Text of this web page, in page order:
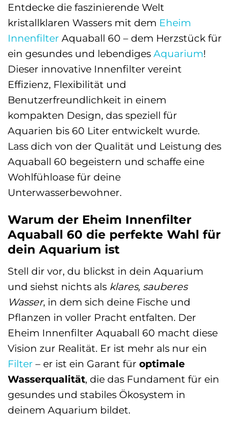
Entdecke die faszinierende Welt
kristallklaren Wassers mit dem Eheim
Innenfilter Aquaball 60 – dem Herzstück für
ein gesundes und lebendiges Aquarium!
Dieser innovative Innenfilter vereint
Effizienz, Flexibilität und
Benutzerfreundlichkeit in einem
kompakten Design, das speziell für
Aquarien bis 60 Liter entwickelt wurde.
Lass dich von der Qualität und Leistung des
Aquaball 60 begeistern und schaffe eine
Wohlfühloase für deine
Unterwasserbewohner.
Warum der Eheim Innenfilter
Aquaball 60 die perfekte Wahl für
dein Aquarium ist
Stell dir vor, du blickst in dein Aquarium
und siehst nichts als klares, sauberes
Wasser, in dem sich deine Fische und
Pflanzen in voller Pracht entfalten. Der
Eheim Innenfilter Aquaball 60 macht diese
Vision zur Realität. Er ist mehr als nur ein
Filter – er ist ein Garant für optimale
Wasserqualität, die das Fundament für ein
gesundes und stabiles Ökosystem in
deinem Aquarium bildet.